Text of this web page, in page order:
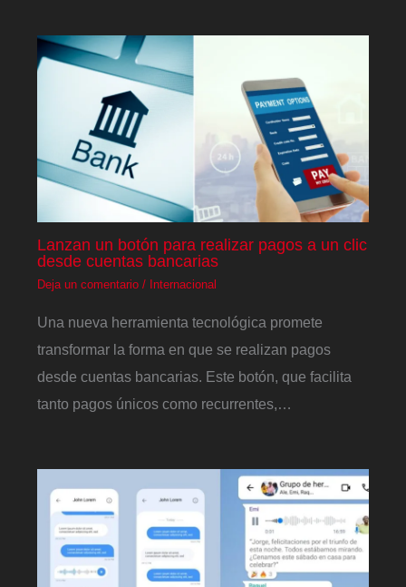
Lanzan un botón para realizar pagos a un clic
desde cuentas bancarias
Deja un comentario / Internacional
Una nueva herramienta tecnológica promete
transformar la forma en que se realizan pagos
desde cuentas bancarias. Este botón, que facilita
tanto pagos únicos como recurrentes,…